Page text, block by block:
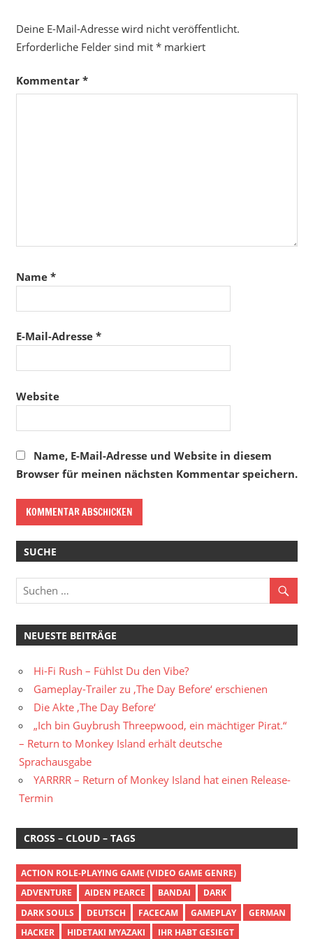
Deine E-Mail-Adresse wird nicht veröffentlicht.
Erforderliche Felder sind mit *markiert
Kommentar *
Name *
E-Mail-Adresse *
Website
Name, E-Mail-Adresse und Website in diesem
Browser für meinen nächsten Kommentar speichern.
SUCHE
NEUESTE BEITRÄGE
Hi-Fi Rush – Fühlst Du den Vibe?
Gameplay-Trailer zu ‚The Day Before‘ erschienen
Die Akte ‚The Day Before‘
„Ich bin Guybrush Threepwood, ein mächtiger Pirat.“
– Return to Monkey Island erhält deutsche
Sprachausgabe
YARRRR – Return of Monkey Island hat einen Release-
Termin
CROSS – CLOUD – TAGS
ACTION ROLE-PLAYING GAME (VIDEO GAME GENRE)
ADVENTURE
AIDEN PEARCE BANDAI
DARK
DARK SOULS
DEUTSCH FACECAM GAMEPLAY
GERMAN
HACKER
HIDETAKI MYAZAKI IHR HABT GESIEGT